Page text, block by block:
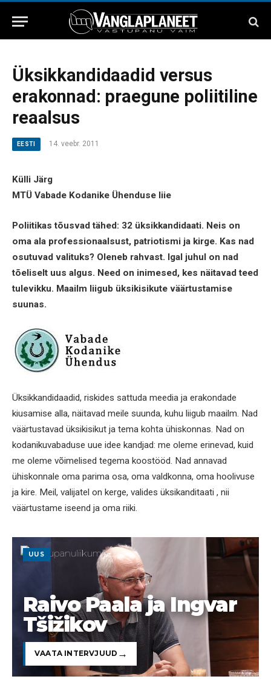
Üksikkandidaadid versus
erakonnad: praegune poliitiline
reaalsus
EESTI 14. veebr. 2011
Külli Järg
MTÜ Vabade Kodanike Ühenduse liie
Poliitikas tõusvad tähed: 32 üksikkandidaati. Neis on
oma ala professionaalsust, patriotismi ja kirge. Kas nad
osutuvad valituks? Oleneb rahvast. Igal juhul on nad
tõeliselt uus algus. Need on inimesed, kes näitavad teed
tulevikku. Maailm liigub üksikisikute väärtustamise
suunas.
Üksikkandidaadid, riskides sattuda meedia ja erakondade
kiusamise alla, näitavad meile suunda, kuhu liigub maailm. Nad
väärtustavad üksikisikut ja tema kohta ühiskonnas. Nad on
kodanikuvabaduse uue idee kandjad: me oleme erinevad, kuid
me oleme võimelised tegema koostööd. Nad annavad
ühiskonnale oma parima osa, oma valdkonna, oma hoolivuse
ja kire. Meil, valijatel on kerge, valides üksikanditaati , nii
väärtustame iseend ja oma riiki.
UUS
Raivo Paala ja Ingvar
Tšižikov
VAATA INTERVJUUD